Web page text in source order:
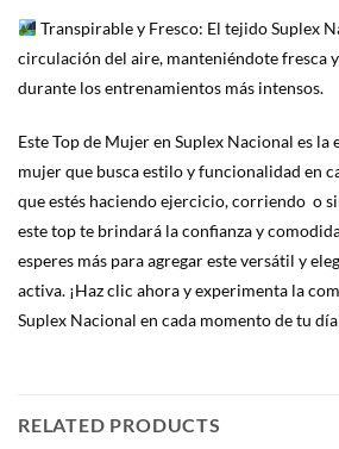
Transpirable y Fresco: El tejido Suplex
circulación del aire, manteniéndote fresca
durante los entrenamientos más intensos.
Este Top de Mujer en Suplex Nacional es
mujer que busca estilo y funcionalidad en
que estés haciendo ejercicio, corriendo o
este top te brindará la confianza y
esperes más para agregar este versátil y
activa. ¡Haz clic ahora y experimenta la
Suplex Nacional en cada momento de tu
RELATED PRODUCTS